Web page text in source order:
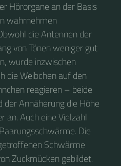
Hörorgane an der Basis
wahrnehmen
die Antennen der
von Tönen weniger gut
wurde inzwischen
die Weibchen auf den
reagieren – beide
Annäherung die Höhe
an. Auch eine Vielzahl
Die
Schwärme
Zuckmücken gebildet.